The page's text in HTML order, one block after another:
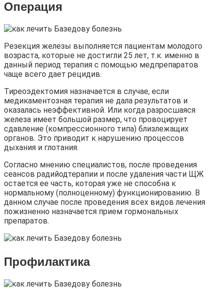
Операция
Резекция железы выполняется пациентам молодого
возраста, которые не достигли 25 лет, т.к. именно в
данный период терапия с помощью медпрепаратов
чаще всего дает рецидив.
Тиреоэдектомия назначается в случае, если
медикаментозная терапия не дала результатов и
оказалась неэффективной. Или когда разросшаяся
железа имеет большой размер, что провоцирует
сдавление (компрессионного типа) близлежащих
органов. Это приводит к нарушению процессов
дыхания и глотания.
Согласно мнению специалистов, после проведения
сеансов радийодтерапии и после удаления части ЩЖ
остается ее часть, которая уже не способна к
нормальному (полноценному) функционированию. В
данном случае после проведения всех видов лечения
пожизненно назначается прием гормональных
препаратов.
Профилактика